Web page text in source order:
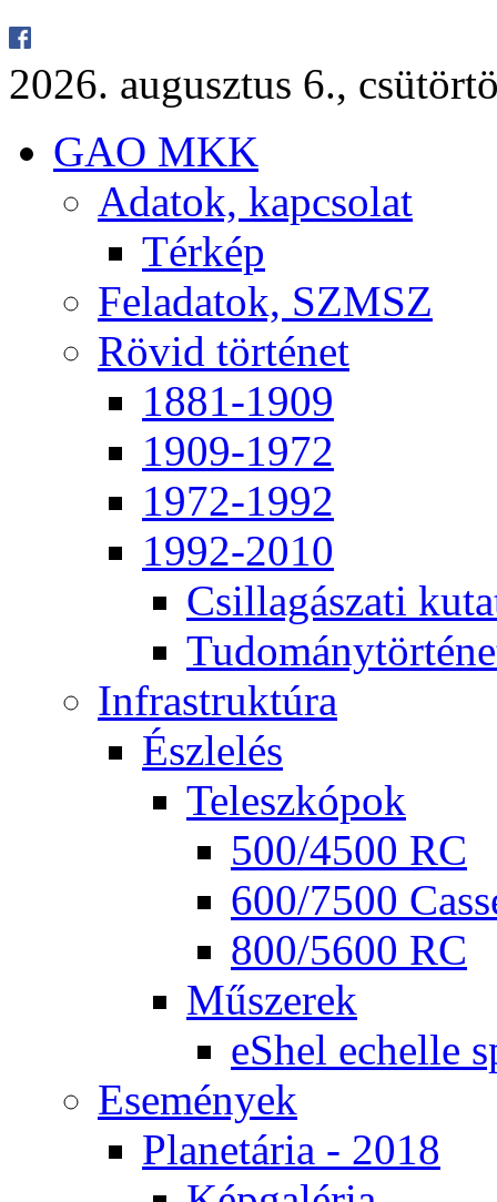
2026. au­gusz­tus 6.,
GAO MKK
Ada­tok, kap­cso­lat
Tér­kép
Fel­ada­tok, SZMSZ
Rö­vid tör­té­net
1881-1909
1909-1972
1972-1992
1992-2010
Csil­la­gá­sza­ti
Inf­ra­struk­tú­ra
Ész­le­lés
Te­lesz­kó­pok
500/4500 RC
600/7500
800/5600 RC
Mű­sze­rek
eS­hel echel­le
Ese­mé­nyek
Pla­ne­tá­ria - 2018